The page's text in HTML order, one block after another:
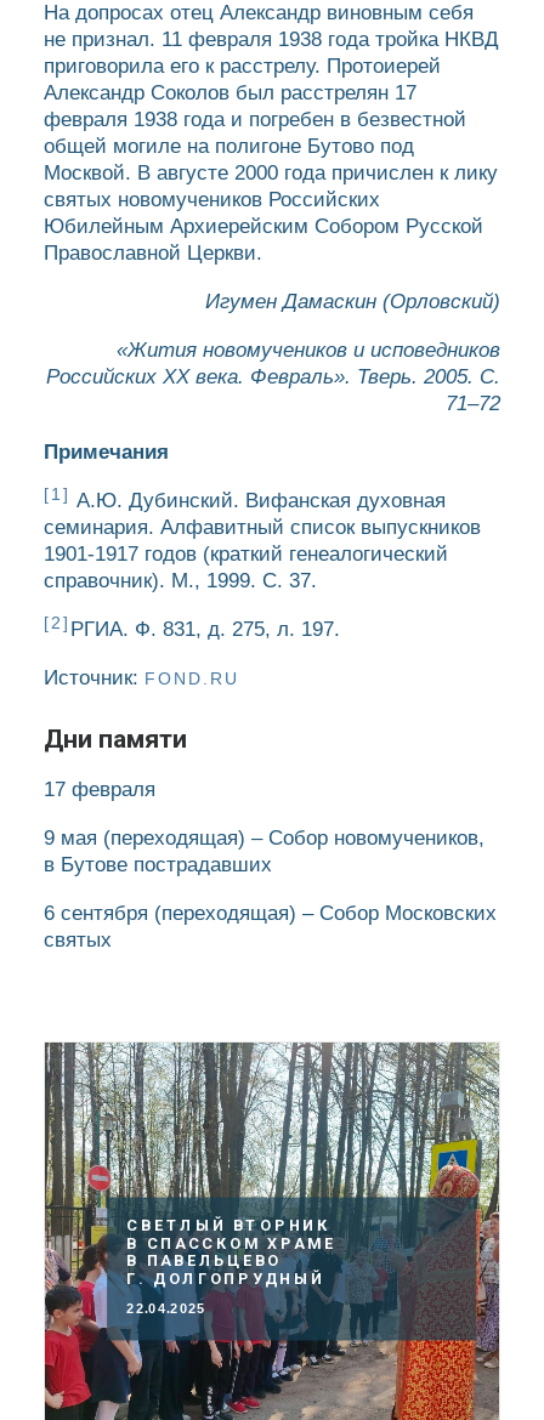
На допросах отец Александр виновным себя
не признал. 11 февраля 1938 года тройка НКВД
приговорила его к расстрелу. Протоиерей
Александр Соколов был расстрелян 17
февраля 1938 года и погребен в безвестной
общей могиле на полигоне Бутово под
Москвой. В августе 2000 года причислен к лику
святых новомучеников Российских
Юбилейным Архиерейским Собором Русской
Православной Церкви.
Игумен Дамаскин (Орловский)
«Жития новомучеников и исповедников
Российских ХХ века. Февраль». Тверь. 2005. С.
71–72
Примечания
[1] А.Ю. Дубинский. Вифанская духовная
семинария. Алфавитный список выпускников
1901-1917 годов (краткий генеалогический
справочник). М., 1999. С. 37.
[2] РГИА. Ф. 831, д. 275, л. 197.
Источник: FOND.RU
Дни памяти
17 февраля
9 мая (переходящая) – Собор новомучеников,
в Бутове пострадавших
6 сентября (переходящая) – Собор Московских
святых
СВЕТЛЫЙ ВТОРНИК
В СПАССКОМ ХРАМЕ
В ПАВЕЛЬЦЕВО
Г. ДОЛГОПРУДНЫЙ
22.04.2025